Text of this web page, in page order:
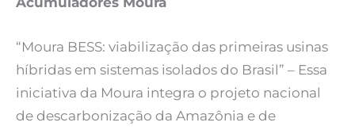
“Moura BESS: viabilização das primeiras usinas
híbridas em sistemas isolados do Brasil” – Essa
iniciativa da Moura integra o projeto nacional
de descarbonização da Amazônia e de